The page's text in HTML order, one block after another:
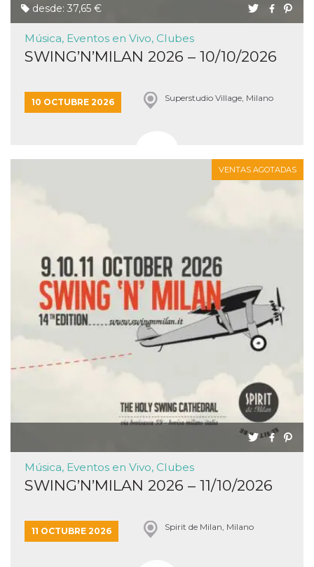
desde: 37,65 €
Música, Eventos en Vivo, Clubes
SWING’N’MILAN 2026 – 10/10/2026
10 OCTUBRE 2026 Superstudio Village, Milano
VENTAS AGOTADAS
Música, Eventos en Vivo, Clubes
SWING’N’MILAN 2026 – 11/10/2026
11 OCTUBRE 2026 Spirit de Milan, Milano